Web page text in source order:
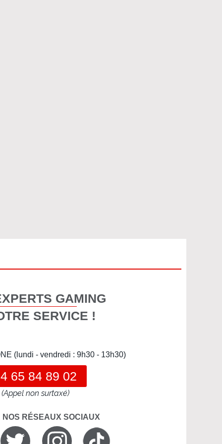
GAMING
SERVICE !
(lundi - vendredi : 9h30 - 13h30)
65 84 89 02
(Appel non surtaxé)
NOS RÉSEAUX SOCIAUX